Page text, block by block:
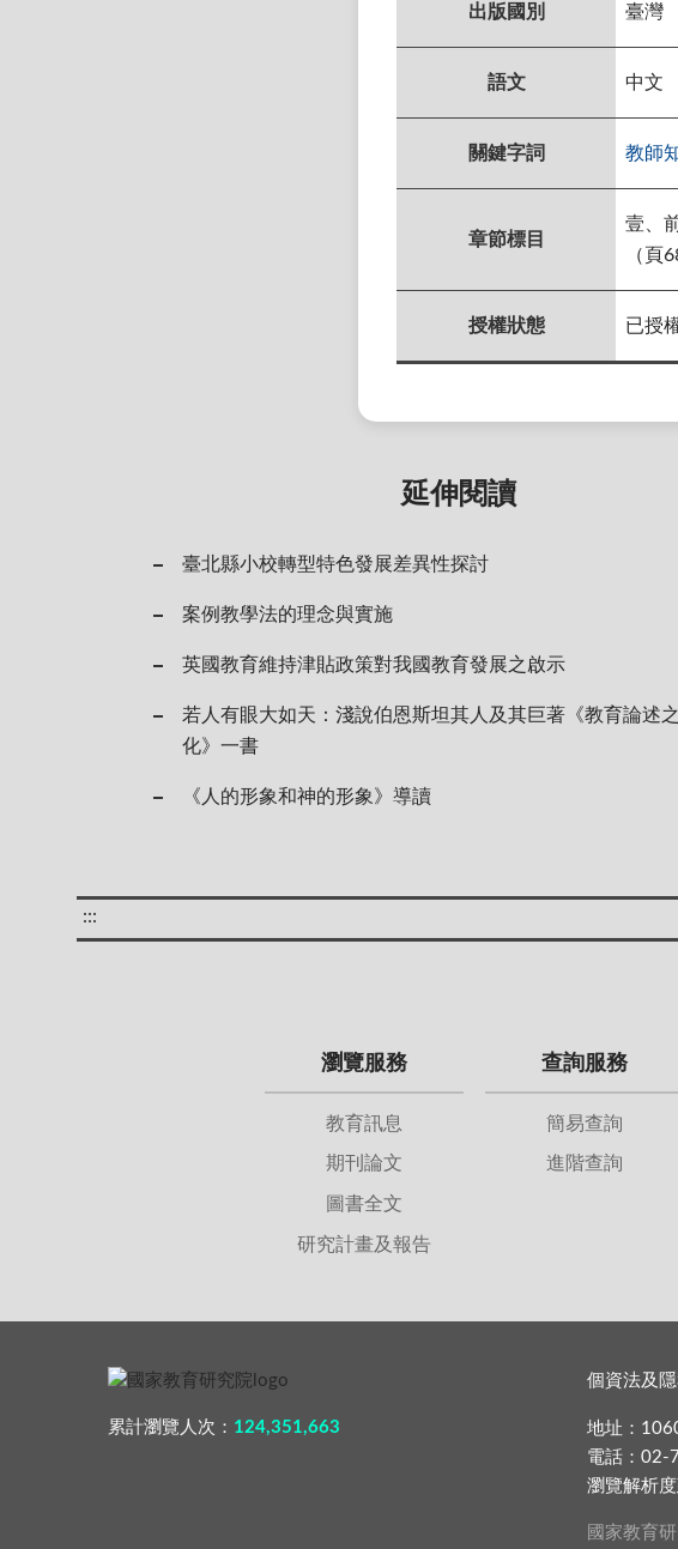
出版國別 臺灣
語文 中文
關鍵字詞 教師
章節標目
壹、
（頁
授權狀態 已授
延伸閱讀
臺北縣小校轉型特色發展差異性探討
案例教學法的理念與實施
英國教育維持津貼政策對我國教育發展之啟示
若人有眼大如天：淺說伯恩斯坦其人及其巨著《教育論述
化》一書
《人的形象和神的形象》導讀
:::
瀏覽服務
教育訊息
期刊論文
圖書全文
研究計畫及報告
查詢服務
簡易查詢
進階查詢
累計瀏覽人次： 124,351,663
個資法及
地址：
電話：02-
瀏覽解析
國家教育